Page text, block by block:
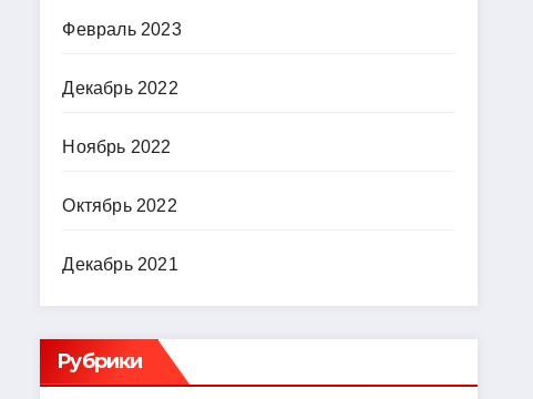
Февраль 2023
Декабрь 2022
Ноябрь 2022
Октябрь 2022
Декабрь 2021
Рубрики